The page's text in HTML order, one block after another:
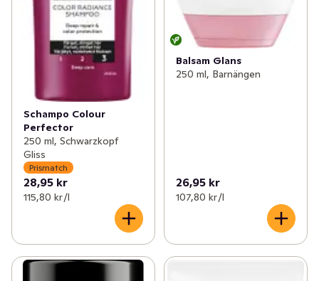
Schampo Colour
Perfector
250 ml, Schwarzkopf
Gliss
Prismatch
28,95 kr
115,80 kr /l
Balsam Glans
250 ml, Barnängen
26,95 kr
107,80 kr /l